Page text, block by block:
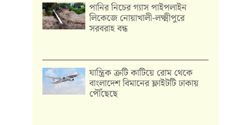
পানির নিচের গ্যাস পাইপলাইন
লিকেজে নোয়াখালী-লক্ষ্মীপুরে
সরবরাহ বন্ধ
যান্ত্রিক ত্রুটি কাটিয়ে রোম থেকে
বাংলাদেশ বিমানের ফ্লাইটটি ঢাকায়
পৌঁছেছে